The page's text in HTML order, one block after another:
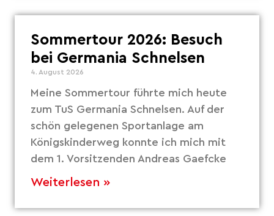
Sommertour 2026: Besuch
bei Germania Schnelsen
4. August 2026
Meine Sommertour führte mich heute
zum TuS Germania Schnelsen. Auf der
schön gelegenen Sportanlage am
Königskinderweg konnte ich mich mit
dem 1. Vorsitzenden Andreas Gaefcke
Weiterlesen »